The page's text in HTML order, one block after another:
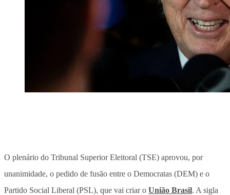
O plenário do Tribunal Superior Eleitoral (TSE) aprovou, por
unanimidade, o pedido de fusão entre o Democratas (DEM) e o
Partido Social Liberal (PSL), que vai criar o União Brasil. A sigla